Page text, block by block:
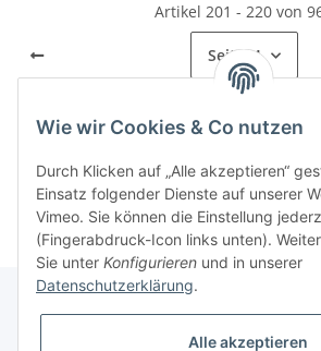
Artikel 201 - 220 von
Seite 11
Kategorien
Wie wir Cookies & Co nutzen
Durch Klicken auf „Alle akzeptieren“
Einsatz folgender Dienste auf unserer
Vimeo. Sie können die Einstellung
(Fingerabdruck-Icon links unten).
Sie unter Konfigurieren und in unserer
Datenschutzerklärung.
Alle akzeptieren